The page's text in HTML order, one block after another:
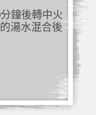
鐘後轉中火
湯水混合後